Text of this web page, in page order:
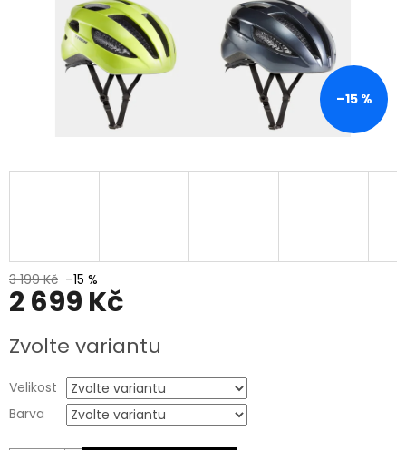
–15 %
3 199 Kč –15 %
2 699 Kč
cena:
Zvolte variantu
Velikost
Barva